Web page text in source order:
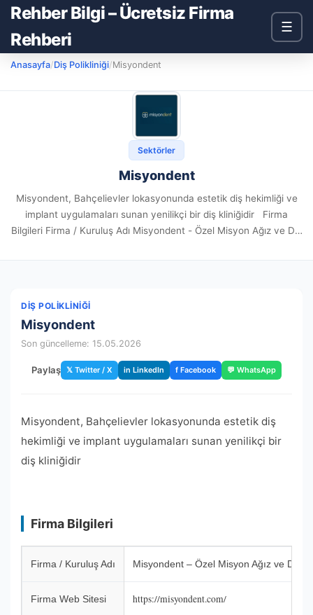
Rehber Bilgi – Ücretsiz Firma
Rehberi
☰
Anasayfa/Diş Polikliniği/Misyondent
Sektörler
Misyondent
Misyondent, Bahçelievler lokasyonunda estetik diş hekimliği ve
implant uygulamaları sunan yenilikçi bir diş kliniğidir Firma
Bilgileri Firma / Kuruluş Adı Misyondent - Özel Misyon Ağız ve Diş
DIŞ POLIKLINIĞI
Misyondent
Son güncelleme: 15.05.2026
Paylaş 𝕏 Twitter / X in LinkedIn f Facebook 💬 WhatsApp
Misyondent, Bahçelievler lokasyonunda estetik diş
hekimliği ve implant uygulamaları sunan yenilikçi bir
diş kliniğidir
Firma Bilgileri
Firma / Kuruluş Adı Misyondent – Özel Misyon Ağız ve Diş
Firma Web Sitesi https://misyondent.com/